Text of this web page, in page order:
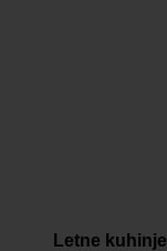
Letne kuhinje